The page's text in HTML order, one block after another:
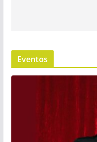
Eventos